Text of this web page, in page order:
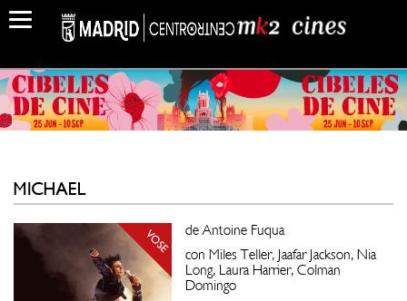
MICHAEL
VOSE
de Antoine Fuqua
con Miles Teller, Jaafar Jackson, Nia
Long, Laura Harrier, Colman
Domingo